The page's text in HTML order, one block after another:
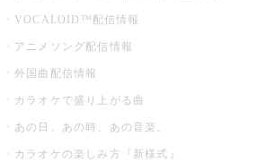
VOCALOID™配信情報
アニメソング配信情報
外国曲配信情報
カラオケで盛り上がる曲
あの日、あの時、あの音楽。
カラオケの楽しみ方『新様式』